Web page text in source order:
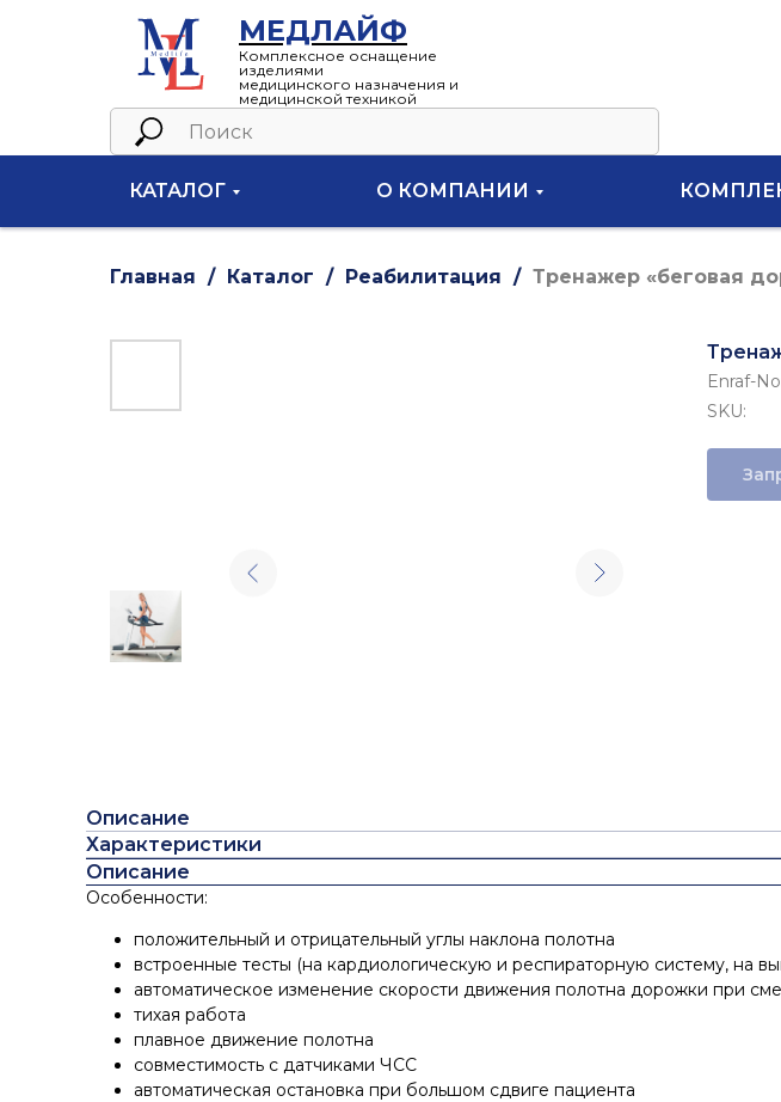
МЕДЛАЙФ
Комплексное оснащение
изделиями
медицинского назначения и
медицинской техникой
КАТАЛОГ О КОМПАНИИ
Главная Каталог Реабилитация Тренажер «беговая
Enraf-
SKU:
Описание
Характеристики
Описание
Особенности:
положительный и отрицательный углы наклона полотна
встроенные тесты (на кардиологическую и респираторную систему, на
автоматическое изменение скорости движения полотна дорожки при
тихая работа
плавное движение полотна
совместимость с датчиками ЧСС
автоматическая остановка при большом сдвиге пациента